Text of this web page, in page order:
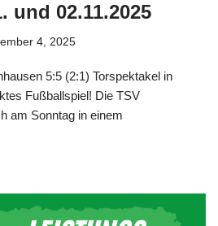
und 02.11.2025
4, 2025
5:5 (2:1) Torspektakel in
Fußballspiel! Die TSV
am Sonntag in einem